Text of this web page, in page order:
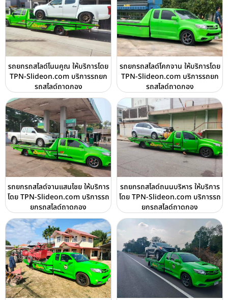
รถยกรถสไลด์โนนคูณ ให้บริการโดย
TPN-Slideon.com บริการรถยก
รถสไลด์ถาดกอง
รถยกรถสไลด์โคกจาน ให้บริการโดย
TPN-Slideon.com บริการรถยก
รถสไลด์ถาดกอง
รถยกรถสไลด์จานแสนไชย ให้บริการ
โดย TPN-Slideon.com บริการรถ
ยกรถสไลด์ถาดกอง
รถยกรถสไลด์ถนนบริหาร ให้บริการ
โดย TPN-Slideon.com บริการรถ
ยกรถสไลด์ถาดกอง